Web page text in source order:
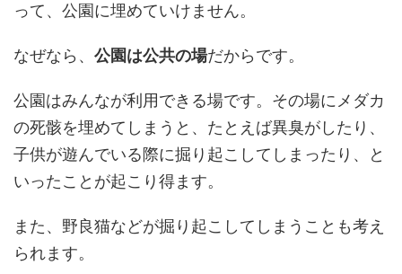
って、公園に埋めていけません。
なぜなら、 公園は公共の場だからです。
公園はみんなが利用できる場です。その場にメダカ
の死骸を埋めてしまうと、たとえば異臭がしたり、
子供が遊んでいる際に掘り起こしてしまったり、と
いったことが起こり得ます。
また、野良猫などが掘り起こしてしまうことも考え
られます。